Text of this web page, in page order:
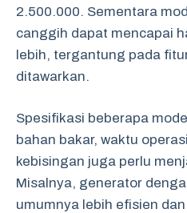
2.500.000. Sementara
canggih dapat mencapai
lebih, tergantung pada
ditawarkan.
Spesifikasi beberapa
bahan bakar, waktu
kebisingan juga perlu
Misalnya, generator
umumnya lebih efisien